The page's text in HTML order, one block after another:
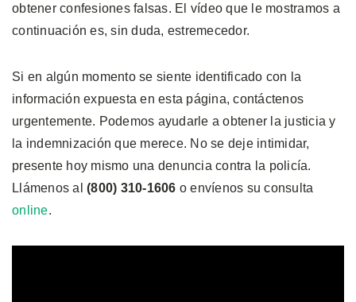
obtener confesiones falsas. El vídeo que le mostramos a
continuación es, sin duda, estremecedor.
Si en algún momento se siente identificado con la
información expuesta en esta página, contáctenos
urgentemente. Podemos ayudarle a obtener la justicia y
la indemnización que merece. No se deje intimidar,
presente hoy mismo una denuncia contra la policía.
Llámenos al (800) 310-1606 o envíenos su consulta
online.